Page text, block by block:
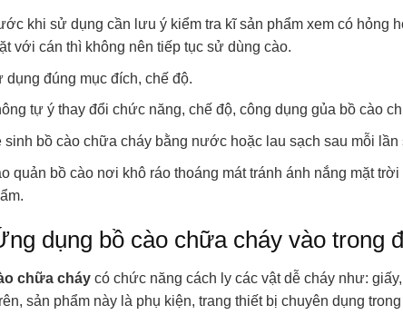
khi sử dụng cần lưu ý kiểm tra kĩ sản phẩm xem có hỏng
với cán thì không nên tiếp tục sử dùng cào.
dụng đúng mục đích, chế độ.
tự ý thay đổi chức năng, chế độ, công dụng gủa bồ cào
sinh bồ cào chữa cháy bằng nước hoặc lau sạch sau mỗi lần
quản bồ cào nơi khô ráo thoáng mát tránh ánh nắng mặt
dụng bồ cào chữa cháy vào trong
chữa cháy có chức năng cách ly các vật dễ cháy như:
sản phẩm này là phụ kiện, trang thiết bị chuyên dụng